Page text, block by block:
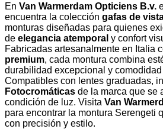
En Van Warmerdam Opticiens B.v.
encuentra la colección gafas de
monturas diseñadas para quienes
de elegancia atemporal y confort
Fabricadas artesanalmente en Italia
premium, cada montura combina
durabilidad excepcional y
Compatibles con lentes graduadas,
Fotocromáticas de la marca que se
condición de luz. Visita Van
para encontrar la montura Serengeti
con precisión y estilo.